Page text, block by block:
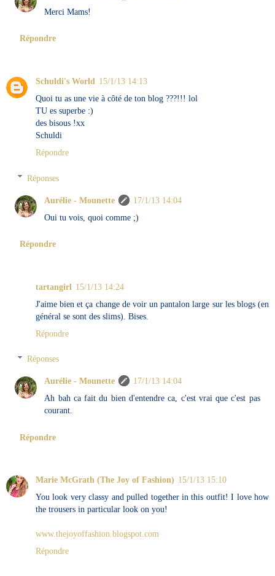
Merci Mams!
Répondre
Schuldi's World 15/1/13 14:13
Quoi tu as une vie à côté de ton blog ???!!! lol
TU es superbe :)
des bisous !xx
Schuldi
Répondre
Réponses
Aurélie - Mounette
17/1/13 14:04
Oui tu vois, quoi comme ;)
Répondre
tartangirl 15/1/13 14:24
J'aime bien et ça change de voir un pantalon large sur les blogs (en
général se sont des slims). Bises.
Répondre
Réponses
Aurélie - Mounette
17/1/13 14:04
Ah bah ca fait du bien d'entendre ca, c'est vrai que c'est pas
courant.
Répondre
Marie McGrath (The Joy of Fashion) 15/1/13 15:10
You look very classy and pulled together in this outfit! I love how
the trousers in particular look on you!
www.thejoyoffashion.blogspot.com
Répondre